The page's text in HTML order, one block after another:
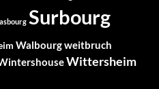
Surbourg
Walbourgweitbruch
Wittersheim